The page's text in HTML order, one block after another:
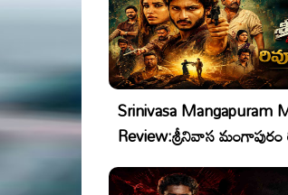
Srinivasa Mangapuram
Review:శ్రీనివాస మంగాపురం
రేటింగ్